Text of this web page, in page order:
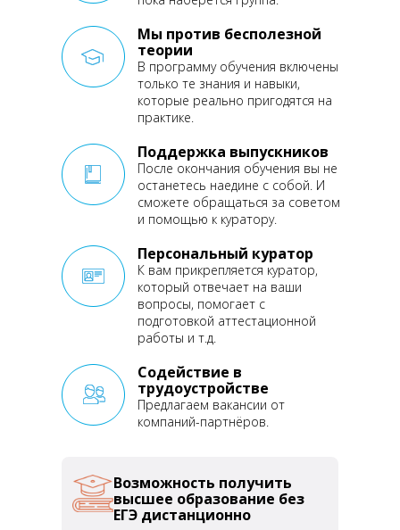
Мы против бесполезной
теории
В программу обучения включены
только те знания и навыки,
которые реально пригодятся на
практике.
Поддержка выпускников
После окончания обучения вы не
останетесь наедине с собой. И
сможете обращаться за советом
и помощью к куратору.
Персональный куратор
К вам прикрепляется куратор,
который отвечает на ваши
вопросы, помогает с
подготовкой аттестационной
работы и т.д.
Содействие в
трудоустройстве
Предлагаем вакансии от
компаний-партнёров.
Возможность получить
высшее образование без
ЕГЭ дистанционно